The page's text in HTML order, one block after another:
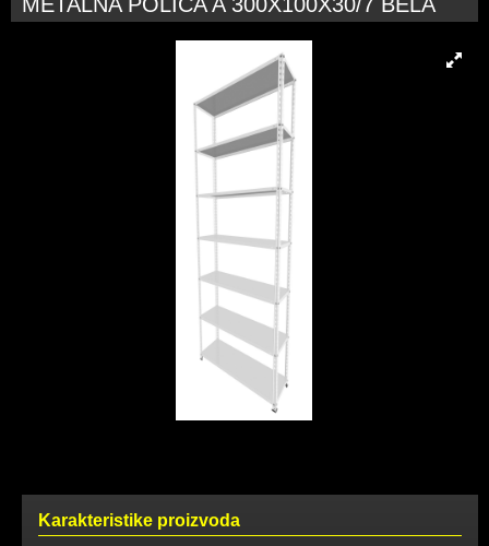
Karakteristike proizvoda